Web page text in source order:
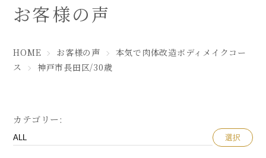
お客様の声
HOME お客様の声
本気で肉体改造ボディメイクコー
ス
神戸市長田区/30歳
カテゴリー:
選択